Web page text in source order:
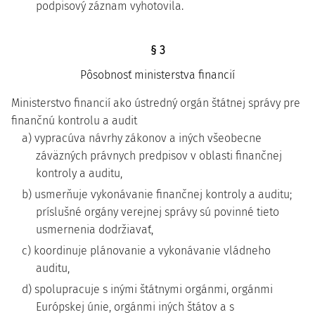
podpisový záznam vyhotovila.
§ 3
Pôsobnosť ministerstva financií
Ministerstvo financií ako ústredný orgán štátnej správy pre
finančnú kontrolu a audit
a) vypracúva návrhy zákonov a iných všeobecne
záväzných právnych predpisov v oblasti finančnej
kontroly a auditu,
b) usmerňuje vykonávanie finančnej kontroly a auditu;
príslušné orgány verejnej správy sú povinné tieto
usmernenia dodržiavať,
c) koordinuje plánovanie a vykonávanie vládneho
auditu,
d) spolupracuje s inými štátnymi orgánmi, orgánmi
Európskej únie, orgánmi iných štátov a s